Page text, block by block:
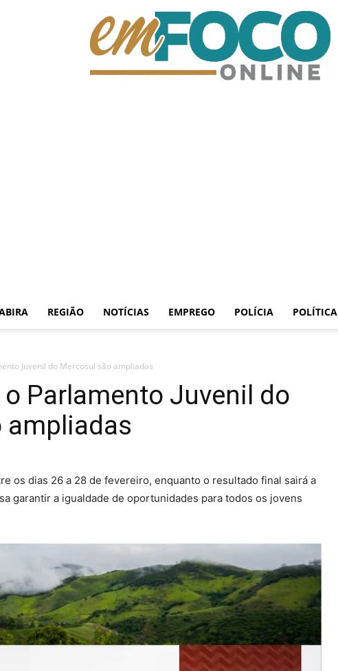
REGIÃO NOTÍCIAS EMPREGO POLÍCIA POLÍTICA
Juvenil do Mercosul são ampliadas
o Parlamento Juvenil do
ampliadas
os dias 26 a 28 de fevereiro, enquanto o resultado final sairá a
garantir a igualdade de oportunidades para todos os jovens